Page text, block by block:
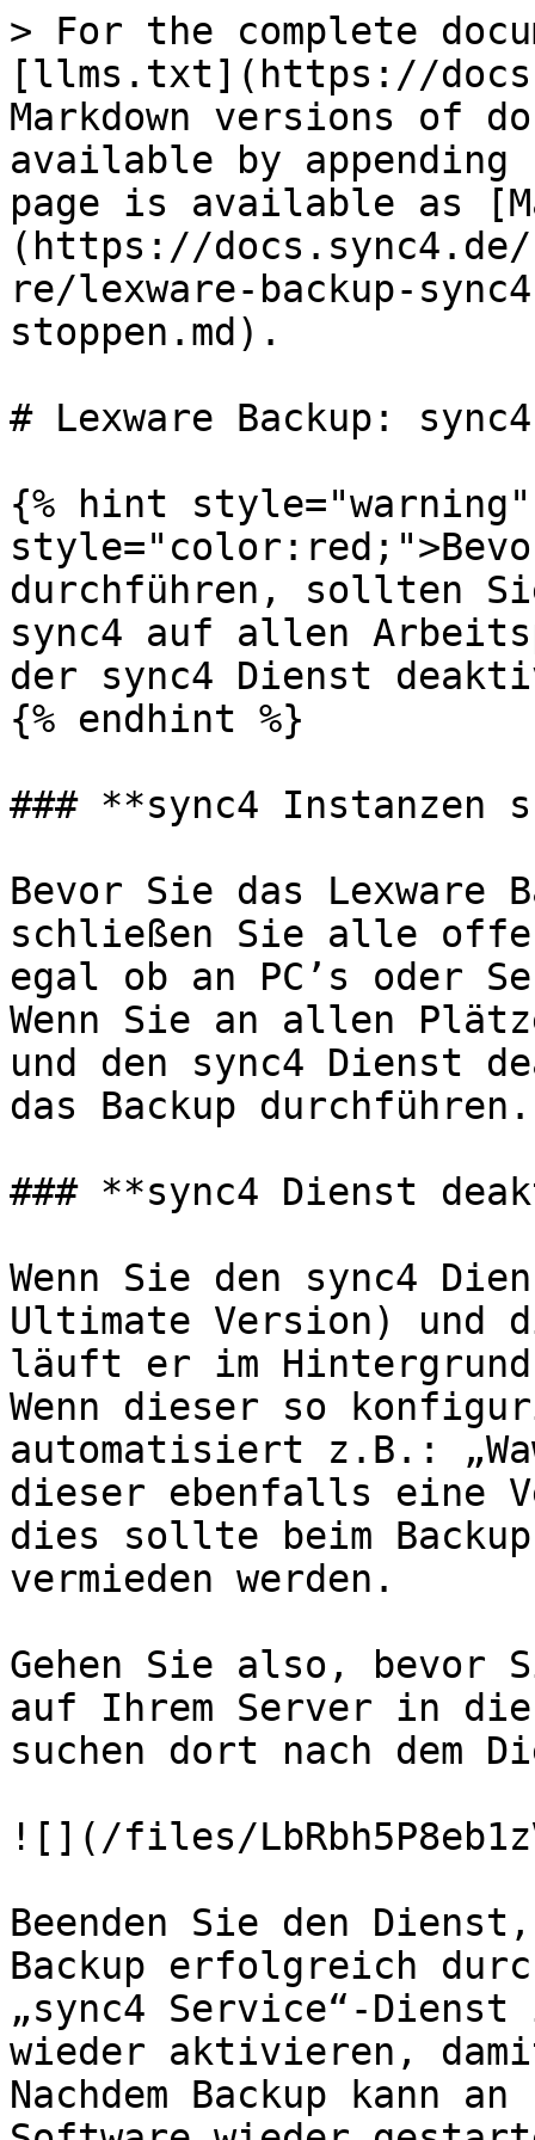
> For the complete
[llms.txt](https://
Markdown versions of
available by
page is available as
(https://
re/lexware-backup-
stoppen.md).
# Lexware Backup:
{% hint style="warning"
durchführen, sollten
sync4 auf allen
der sync4 Dienst
{% endhint %}
### **sync4 Instanzen
Bevor Sie das Lexware
schließen Sie alle
egal ob an PC’s oder
Wenn Sie an allen
und den sync4 Dienst
das Backup durchführen.
### **sync4 Dienst
Wenn Sie den sync4
Ultimate Version)
läuft er im
Wenn dieser so
automatisiert z.B.:
dieser ebenfalls eine
dies sollte beim
vermieden werden.
Gehen Sie also, bevor
auf Ihrem Server in die
suchen dort nach dem
![](/files/
Beenden Sie den
Backup erfolgreich
„sync4 Service“-Dienst
wieder aktivieren,
Nachdem Backup kann